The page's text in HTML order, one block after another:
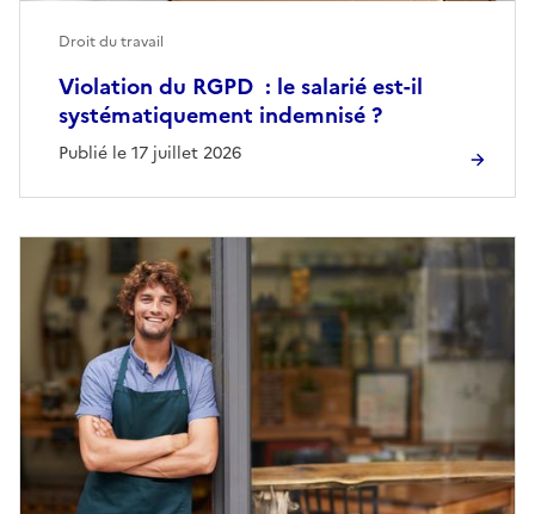
Violation du RGPD : le salarié est-il
systématiquement indemnisé ?
Publié le 17 juillet 2026
Droit du travail